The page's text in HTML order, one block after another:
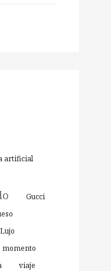
artificial
Gucci
momento
viaje